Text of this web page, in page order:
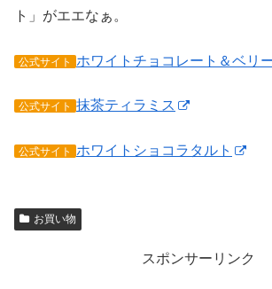
ト」がエエなぁ。
公式サイト ホワイトチョコレート＆ベリ
公式サイト 抹茶ティラミス
公式サイト ホワイトショコラタルト
お買い物
スポンサーリンク